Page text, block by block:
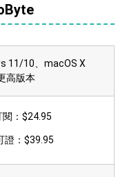
11/10、macOS X
高版本
閱：$24.95
證：$39.95